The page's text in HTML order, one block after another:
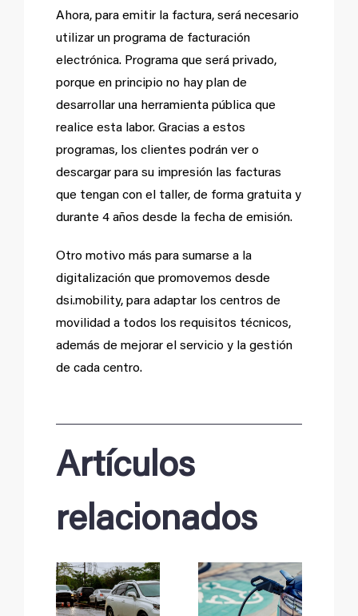
Ahora, para emitir la factura, será necesario
utilizar un programa de facturación
electrónica. Programa que será privado,
porque en principio no hay plan de
desarrollar una herramienta pública que
realice esta labor. Gracias a estos
programas, los clientes podrán ver o
descargar para su impresión las facturas
que tengan con el taller, de forma gratuita y
durante 4 años desde la fecha de emisión.
Otro motivo más para sumarse a la
digitalización que promovemos desde
dsi.mobility, para adaptar los centros de
movilidad a todos los requisitos técnicos,
además de mejorar el servicio y la gestión
de cada centro.
Artículos
relacionados